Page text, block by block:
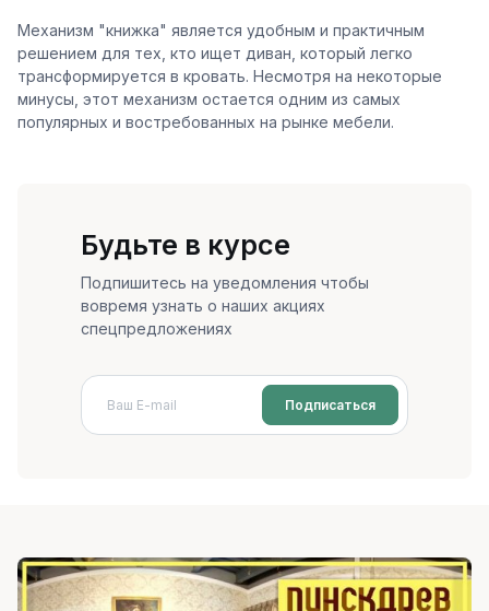
Механизм "книжка" является удобным и практичным
решением для тех, кто ищет диван, который легко
трансформируется в кровать. Несмотря на некоторые
минусы, этот механизм остается одним из самых
популярных и востребованных на рынке мебели.
Будьте в курсе
Подпишитесь на уведомления чтобы
вовремя узнать о наших акциях
спецпредложениях
Подписаться